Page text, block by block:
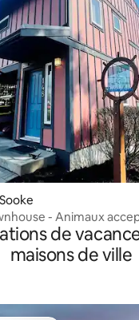
- Animaux
de
maisons de ville